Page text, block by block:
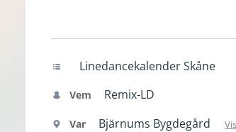
Linedancekalender Skåne
Vem Remix-LD
Var Bjärnums Bygdegård